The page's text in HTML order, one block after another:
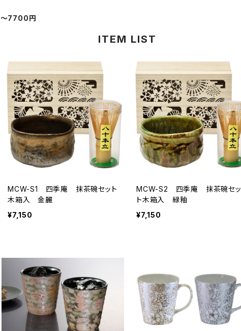
～7700円
ITEM LIST
MCW-S1 四季庵 抹茶碗セット
木箱入 金麗
¥7,150
MCW-S2 四季庵 抹茶碗セッ
ト木箱入 緑釉
¥7,150